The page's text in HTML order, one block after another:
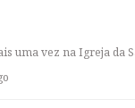
uma vez na Igreja da